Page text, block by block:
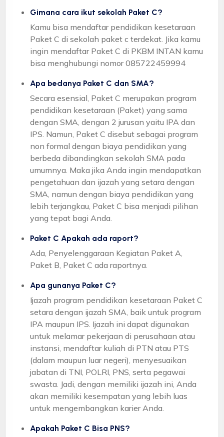
Gimana cara ikut sekolah Paket C?
Kamu bisa mendaftar pendidikan kesetaraan
Paket C di sekolah paket c terdekat. Jika kamu
ingin mendaftar Paket C di PKBM INTAN kamu
bisa menghubungi nomor 085722459994
Apa bedanya Paket C dan SMA?
Secara esensial, Paket C merupakan program
pendidikan kesetaraan (Paket) yang sama
dengan SMA, dengan 2 jurusan yaitu IPA dan
IPS. Namun, Paket C disebut sebagai program
non formal dengan biaya pendidikan yang
berbeda dibandingkan sekolah SMA pada
umumnya. Maka jika Anda ingin mendapatkan
pengetahuan dan ijazah yang setara dengan
SMA, namun dengan biaya pendidikan yang
lebih terjangkau, Paket C bisa menjadi pilihan
yang tepat bagi Anda.
Paket C Apakah ada raport?
Ada, Penyelenggaraan Kegiatan Paket A,
Paket B, Paket C ada raportnya.
Apa gunanya Paket C?
Ijazah program pendidikan kesetaraan Paket C
setara dengan ijazah SMA, baik untuk program
IPA maupun IPS. Ijazah ini dapat digunakan
untuk melamar pekerjaan di perusahaan atau
instansi, mendaftar kuliah di PTN atau PTS
(dalam maupun luar negeri), menyesuaikan
jabatan di TNI, POLRI, PNS, serta pegawai
swasta. Jadi, dengan memiliki ijazah ini, Anda
akan memiliki kesempatan yang lebih luas
untuk mengembangkan karier Anda.
Apakah Paket C Bisa PNS?